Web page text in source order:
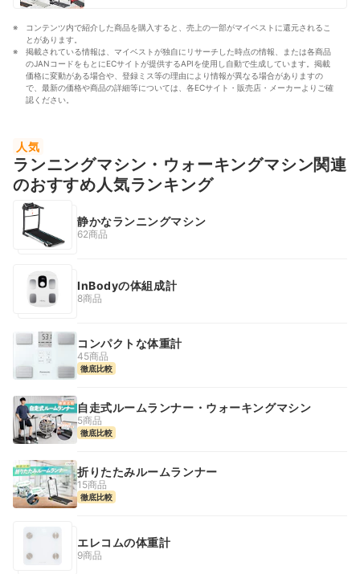
コンテンツ内で紹介した商品を購入すると、売上の一部がマイベストに還元されるこ
とがあります。
掲載されている情報は、マイベストが独自にリサーチした時点の情報、または各商品
のJANコードをもとにECサイトが提供するAPIを使用し自動で生成しています。掲載
価格に変動がある場合や、登録ミス等の理由により情報が異なる場合がありますの
で、最新の価格や商品の詳細等については、各ECサイト・販売店・メーカーよりご確
認ください。
人気
ランニングマシン・ウォーキングマシン関連
のおすすめ人気ランキング
静かなランニングマシン
62商品
InBodyの体組成計
8商品
コンパクトな体重計
45商品
徹底比較
自走式ルームランナー・ウォーキングマシン
5商品
徹底比較
折りたたみルームランナー
15商品
徹底比較
エレコムの体重計
9商品